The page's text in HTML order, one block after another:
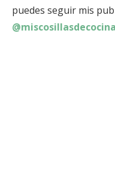
puedes seguir mis
@miscosillasdecocina